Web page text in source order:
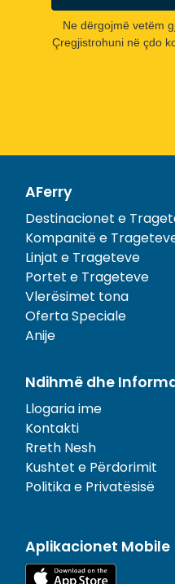
Ne dërgojmë vetëm
Çregjistrohuni në çdo
AFerry
Destinacionet e
Kompanitë e
Linjat e Trageteve
Portet e Trageteve
Vlerësimet tona
Oferta Speciale
Anije
Ndihmë dhe
Llogaria ime
Kontakti
Rreth Nesh
Kushtet e Përdorimit
Politika e Privatësisë
Aplikacionet Mobile